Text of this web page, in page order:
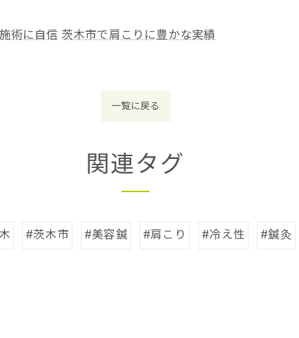
術に自信茨木市で肩こりに豊かな実績
一覧に戻る
関連タグ
#茨木市 #美容鍼 #肩こり #冷え性 #鍼灸